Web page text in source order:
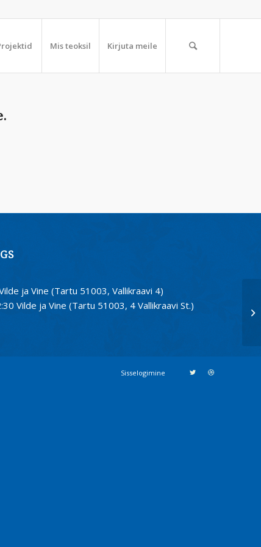
Mis teoksil Kirjuta meile
ja Vine (Tartu 51003, Vallikraavi 4)
Vilde ja Vine (Tartu 51003, 4 Vallikraavi St.)
Sisselogimine